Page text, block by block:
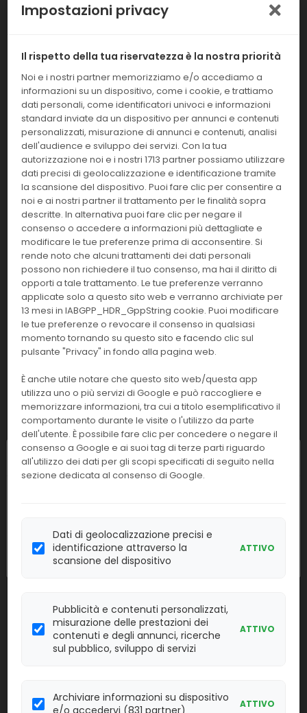
10023923Multidroga 8 (singola unità)
Confezione:
1 test
Linea:
TR
Effettua il LOGINper acquistare.
10023922Strep A (singola unità)
Confezione:
1 test
Linea:
TR
Effettua ilLOGINper acquistare.
10023921Celiachia (singola unità)
Confezione:
Linea:
TR
Effettua ilLOGINper acquistare.
10023920HIV 1/2 (singola unità)
Confezione:
1 test
Linea:
TR
Effettua ilLOGINper acquistare.
1 test
TR
Effettua ilLOGINper acquistare.
10023918Self Test Concentrazione
spermatica (singola unità)
Confezione:
1 test
Linea:
Impostazioni privacy
Il rispetto della tua riservatezza è la nostra priorità
Noi e i nostri partner memorizziamo e/o accediamo a
informazioni su un dispositivo, come i cookie, e trattiamo
dati personali, come identificatori univoci e informazioni
standard inviate da un dispositivo per annunci e contenuti
personalizzati, misurazione di annunci e contenuti, analisi
dell'audience e sviluppo dei servizi. Con la tua
autorizzazione noi e i nostri 1713 partner possiamo utilizzare
dati precisi di geolocalizzazione e identificazione tramite
la scansione del dispositivo. Puoi fare clic per consentire a
noi e ai nostri partner il trattamento per le finalità sopra
descritte. In alternativa puoi fare clic per negare il
consenso o accedere a informazioni più dettagliate e
modificare le tue preferenze prima di acconsentire. Si
rende noto che alcuni trattamenti dei dati personali
possono non richiedere il tuo consenso, ma hai il diritto di
opporti a tale trattamento. Le tue preferenze verranno
applicate solo a questo sito web e verranno archiviate per
13 mesi in IABGPP_HDR_GppString cookie. Puoi modificare
le tue preferenze o revocare il consenso in qualsiasi
momento tornando su questo sito e facendo clic sul
pulsante "Privacy" in fondo alla pagina web.
È anche utile notare che questo sito web/questa app
utilizza uno o più servizi di Google e può raccogliere e
memorizzare informazioni, tra cui a titolo esemplificativo il
comportamento durante le visite o l'utilizzo da parte
dell'utente. È possibile fare clic per concedere o negare il
consenso a Google e ai suoi tag di terze parti riguardo
all'utilizzo dei dati per gli scopi specificati di seguito nella
sezione dedicata al consenso di Google.
Dati di geolocalizzazione precisi e
identificazione attraverso la
scansione del dispositivo
ATTIVO
Pubblicità e contenuti personalizzati,
misurazione delle prestazioni dei
contenuti e degli annunci, ricerche
sul pubblico, sviluppo di servizi
ATTIVO
Archiviare informazioni su dispositivo
e/o accedervi (831 partner)
ATTIVO
Chiusura estiva
riprenderanno regolarmente
agosto.